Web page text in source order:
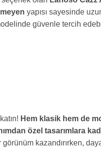
yapısı sayesinde
güvenle tercih
Hem klasik hem de
özel tasarımlara
kazandırırken,